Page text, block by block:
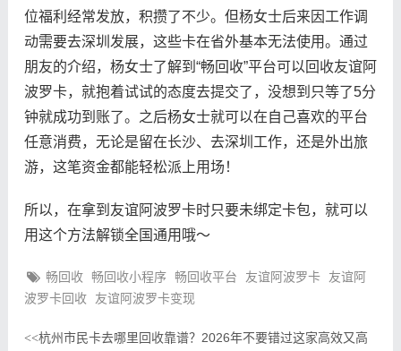
位福利经常发放，积攒了不少。但杨女士后来因工作调
动需要去深圳发展，这些卡在省外基本无法使用。通过
朋友的介绍，杨女士了解到“畅回收”平台可以回收友谊阿
波罗卡，就抱着试试的态度去提交了，没想到只等了5分
钟就成功到账了。之后杨女士就可以在自己喜欢的平台
任意消费，无论是留在长沙、去深圳工作，还是外出旅
游，这笔资金都能轻松派上用场！
所以，在拿到友谊阿波罗卡时只要未绑定卡包，就可以
用这个方法解锁全国通用哦～
畅回收 畅回收小程序 畅回收平台 友谊阿波罗卡
友谊阿
波罗卡回收
友谊阿波罗卡变现
<<杭州市民卡去哪里回收靠谱？2026年不要错过这家高效又高